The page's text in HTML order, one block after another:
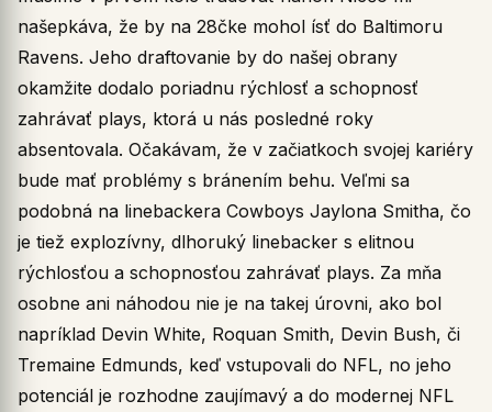
našepkáva, že by na 28čke mohol ísť do Baltimoru
Ravens. Jeho draftovanie by do našej obrany
okamžite dodalo poriadnu rýchlosť a schopnosť
zahrávať plays, ktorá u nás posledné roky
absentovala. Očakávam, že v začiatkoch svojej kariéry
bude mať problémy s bránením behu. Veľmi sa
podobná na linebackera Cowboys Jaylona Smitha, čo
je tiež explozívny, dlhoruký linebacker s elitnou
rýchlosťou a schopnosťou zahrávať plays. Za mňa
osobne ani náhodou nie je na takej úrovni, ako bol
napríklad Devin White, Roquan Smith, Devin Bush, či
Tremaine Edmunds, keď vstupovali do NFL, no jeho
potenciál je rozhodne zaujímavý a do modernej NFL